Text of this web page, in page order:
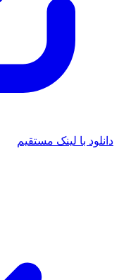
دانلود با لینک مستقیم